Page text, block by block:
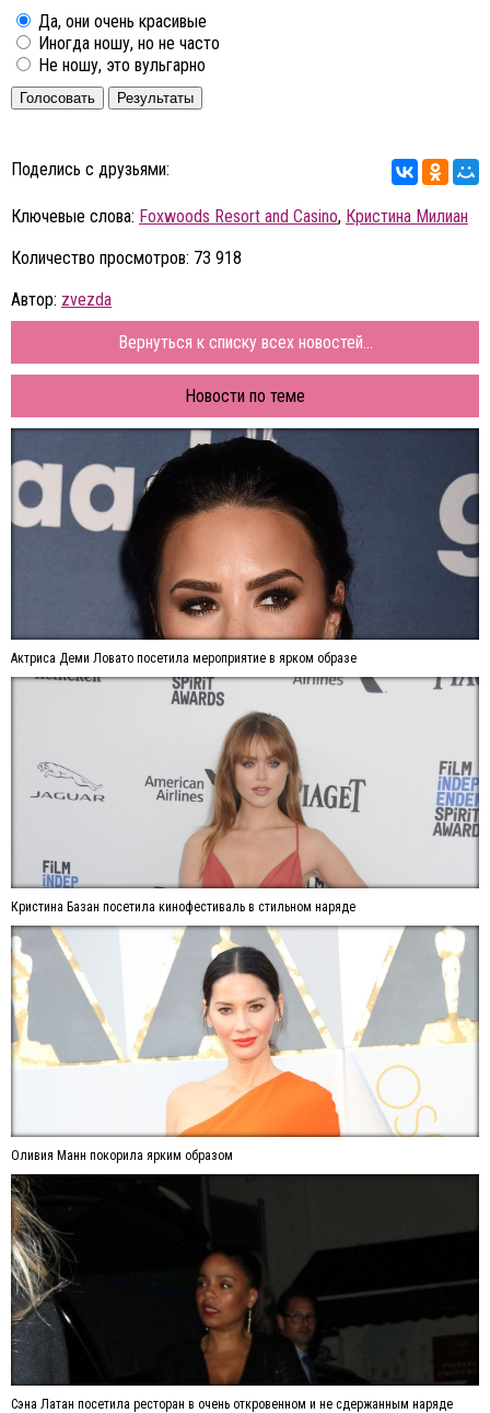
Да, они очень красивые
Иногда ношу, но не часто
Не ношу, это вульгарно
Голосовать Результаты
Поделись с друзьями:
Ключевые слова: Foxwoods Resort and Casino, Кристина Милиан
Количество просмотров: 73 918
Автор: zvezda
Вернуться к списку всех новостей...
Новости по теме
Актриса Деми Ловато посетила мероприятие в ярком образе
Кристина Базан посетила кинофестиваль в стильном наряде
Оливия Манн покорила ярким образом
Сэна Латан посетила ресторан в очень откровенном и не сдержанным наряде